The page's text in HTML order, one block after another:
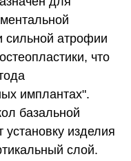
сильной атрофии
что
имплантах".
базальной
изделия
слой.